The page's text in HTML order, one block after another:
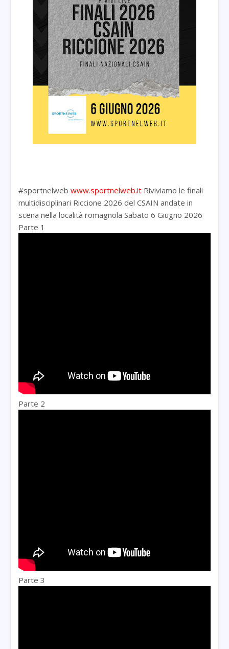
#sportnelweb www.sportnelweb.it Riviviamo le finali
multidisciplinari Riccione 2026 del CSAIN andate in
scena nella località romagnola Sabato 6 Giugno 2026
Parte 1
Parte 2
Parte 3